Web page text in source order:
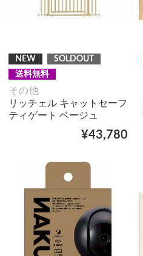
NEW
SOLDOUT
送料無料
その他
リッチェル キャットセーフ
ティゲート ベージュ
¥43,780